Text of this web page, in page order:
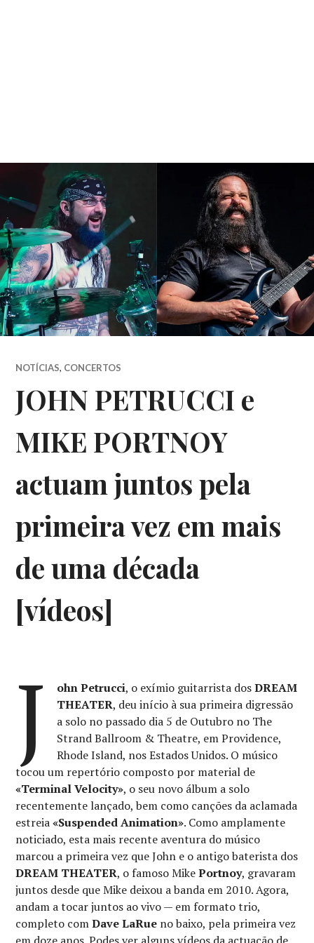
NOTÍCIAS, CONCERTOS
JOHN PETRUCCI e
MIKE PORTNOY
actuam juntos pela
primeira vez em mais
de uma década
[vídeos]
J ohn Petrucci, o exímio guitarrista dosDREAM
THEATER, deu início à sua primeira digressão
a solo no passado dia 5 de Outubro no The
Strand Ballroom & Theatre, em Providence,
Rhode Island, nos Estados Unidos. O músico
tocou um repertório composto por material de
«Terminal Velocity», o seu novo álbum a solo
recentemente lançado, bem como canções da aclamada
estreia«Suspended Animation». Como amplamente
noticiado, esta mais recente aventura do músico
marcou a primeira vez que John e o antigo baterista dos
DREAM THEATER, o famoso MikePortnoy, gravaram
juntos desde que Mike deixou a banda em 2010. Agora,
andam a tocar juntos ao vivo — em formato trio,
completo comDave LaRue no baixo, pela primeira vez